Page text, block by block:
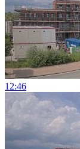
12:46